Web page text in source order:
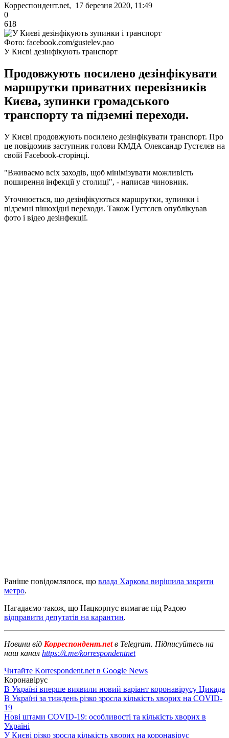
Корреспондент.net, 17 березня 2020, 11:49
0
618
Фото: facebook.com/gustelev.pao
У Києві дезінфікують транспорт
Продовжують посилено дезінфікувати
маршрутки приватних перевізників
Києва, зупинки громадського
транспорту та підземні переходи.
У Києві продовжують посилено дезінфікувати транспорт. Про
це повідомив заступник голови КМДА Олександр Густєлєв на
своїй Facebook-сторінці.
"Вживаємо всіх заходів, щоб мінімізувати можливість
поширення інфекції у столиці", - написав чиновник.
Уточнюється, що дезінфікуються маршрутки, зупинки і
підземні пішохідні переходи. Також Густєлєв опублікував
фото і відео дезінфекції.
Раніше повідомлялося, що влада Харкова вирішила закрити
метро.
Нагадаємо також, що Нацкорпус вимагає під Радою
відправити депутатів на карантин.
Новини від Корреспондент.netв Telegram. Підписуйтесь на
наш канал https://t.me/korrespondentnet
Читайте Korrespondent.net в Google News
Коронавірус
В Україні вперше виявили новий варіант коронавірусу Цикада
В Україні за тиждень різко зросла кількість хворих на COVID-
19
Нові штами COVID-19: особливості та кількість хворих в
Україні
У Києві різко зросла кількість хворих на коронавірус